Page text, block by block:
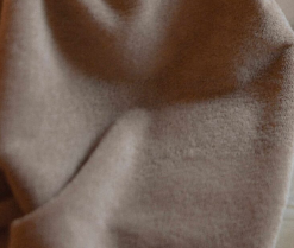
УХОД
РАССЛАБЛЯЮЩИЙ
С МАГНИЕМ
ОТ THALASSO
BRETAGNE
10 800 ₽